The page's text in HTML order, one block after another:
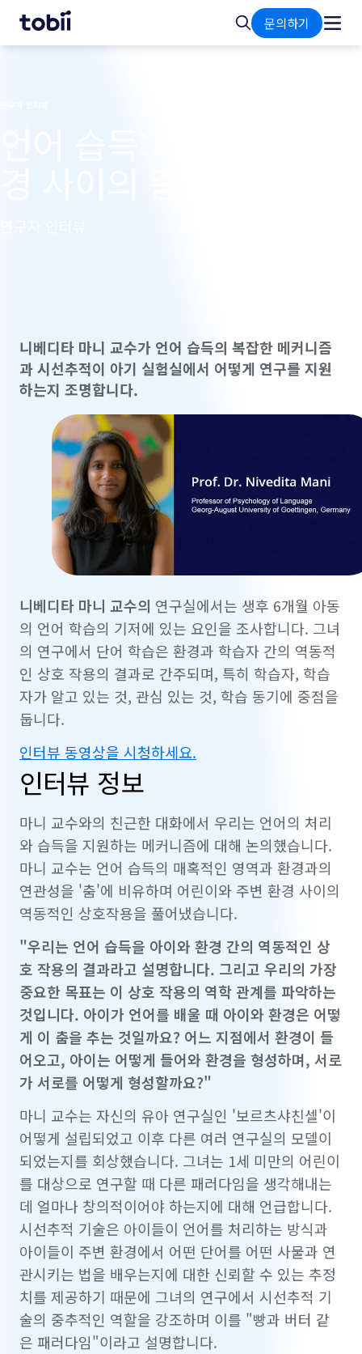
검
색
문의하기
니베디타 마니 교수가 언어 습득의 복잡한 메커니즘
과 시선추적이 아기 실험실에서 어떻게 연구를 지원
하는지 조명합니다.
니베디타 마니 교수의 연구실에서는 생후 6개월 아동
의 언어 학습의 기저에 있는 요인을 조사합니다. 그녀
의 연구에서 단어 학습은 환경과 학습자 간의 역동적
인 상호 작용의 결과로 간주되며, 특히 학습자, 학습
자가 알고 있는 것, 관심 있는 것, 학습 동기에 중점을
둡니다.
인터뷰 동영상을 시청하세요.
인터뷰 정보
마니 교수와의 친근한 대화에서 우리는 언어의 처리
와 습득을 지원하는 메커니즘에 대해 논의했습니다.
마니 교수는 언어 습득의 매혹적인 영역과 환경과의
연관성을 '춤'에 비유하며 어린이와 주변 환경 사이의
역동적인 상호작용을 풀어냈습니다.
"우리는 언어 습득을 아이와 환경 간의 역동적인 상
호 작용의 결과라고 설명합니다. 그리고 우리의 가장
중요한 목표는 이 상호 작용의 역학 관계를 파악하는
것입니다. 아이가 언어를 배울 때 아이와 환경은 어떻
게 이 춤을 추는 것일까요? 어느 지점에서 환경이 들
어오고, 아이는 어떻게 들어와 환경을 형성하며, 서로
가 서로를 어떻게 형성할까요?"
마니 교수는 자신의 유아 연구실인 '보르츠샤친셀'이
어떻게 설립되었고 이후 다른 여러 연구실의 모델이
되었는지를 회상했습니다. 그녀는 1세 미만의 어린이
를 대상으로 연구할 때 다른 패러다임을 생각해내는
데 얼마나 창의적이어야 하는지에 대해 언급합니다.
시선추적 기술은 아이들이 언어를 처리하는 방식과
아이들이 주변 환경에서 어떤 단어를 어떤 사물과 연
관시키는 법을 배우는지에 대한 신뢰할 수 있는 추정
치를 제공하기 때문에 그녀의 연구에서 시선추적 기
술의 중추적인 역할을 강조하며 이를 "빵과 버터 같
은 패러다임"이라고 설명합니다.